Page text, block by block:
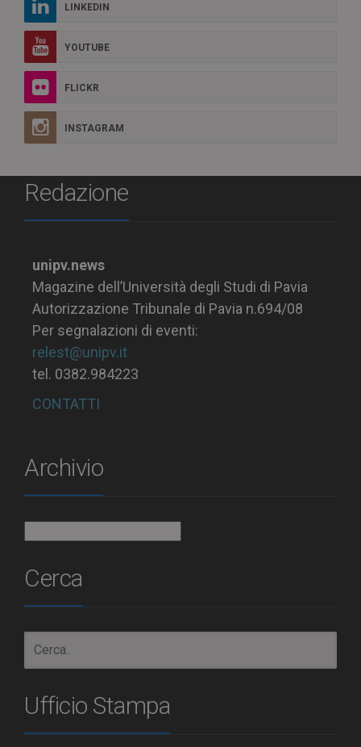
LINKEDIN
YOUTUBE
FLICKR
INSTAGRAM
Redazione
unipv.news
Magazine dell’Università degli Studi di Pavia
Autorizzazione Tribunale di Pavia n.694/08
Per segnalazioni di eventi:
relest@unipv.it
tel. 0382.984223
CONTATTI
Archivio
Cerca
Ufficio Stampa